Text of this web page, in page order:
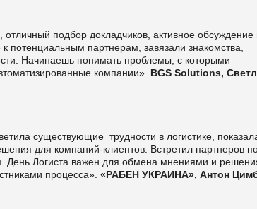
отличный подбор докладчиков, активное обсуждение
потенциальным партнерам, завязали знакомства,
Начинаешь понимать проблемы, с которыми
компании». BGS Solutions,
существующие трудности в логистике,
для компаний-клиентов. Встретил партнеров
День Логиста важен для обмена мнениями и
процесса».«РАБЕН УКРАИНА», Антон